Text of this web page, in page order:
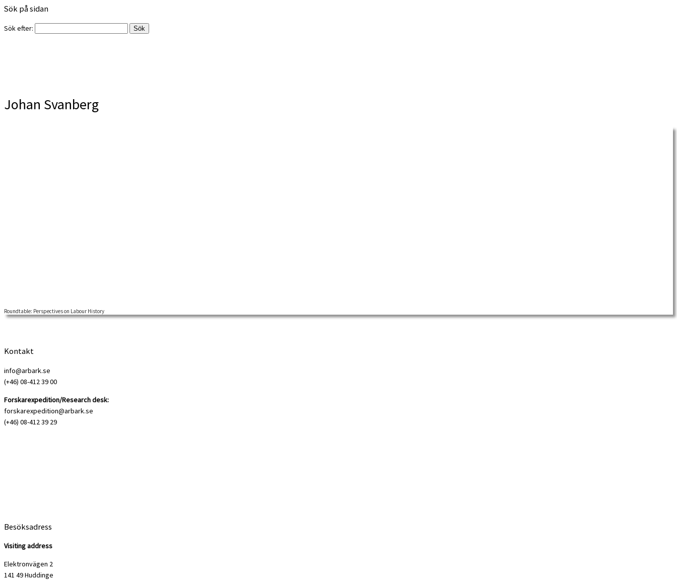
Sök på sidan
Sök efter:
Johan Svanberg
Welcome to a NLHN roundtable (digital) on different perspectives on labour history research. Labour history […]
Roundtable: Perspectives on Labour History
Kontakt
info@arbark.se
(+46) 08-412 39 00
Forskarexpedition/Research desk:
forskarexpedition@arbark.se
(+46) 08-412 39 29
Besöksadress
Visiting address
Elektronvägen 2
141 49 Huddinge